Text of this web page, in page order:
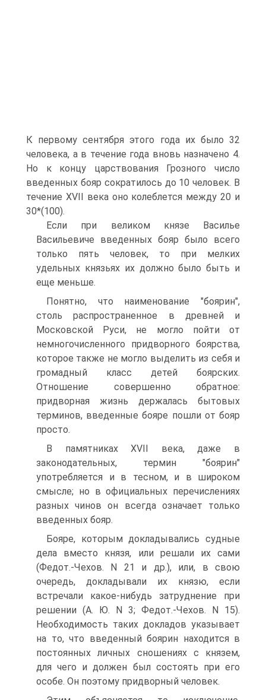
К первому сентября этого года их было 32
человека, а в течение года вновь назначено 4.
Но к концу царствования Грозного число
введенных бояр сократилось до 10 человек. В
течение XVII века оно колеблется между 20 и
30*(100).
Если при великом князе Василье
Васильевиче введенных бояр было всего
только пять человек, то при мелких
удельных князьях их должно было быть и
еще меньше.
Понятно, что наименование "боярин",
столь распространенное в древней и
Московской Руси, не могло пойти от
немногочисленного придворного боярства,
которое также не могло выделить из себя и
громадный класс детей боярских.
Отношение совершенно обратное:
придворная жизнь держалась бытовых
терминов, введенные бояре пошли от бояр
просто.
В памятниках XVII века, даже в
законодательных, термин "боярин"
употребляется и в тесном, и в широком
смысле; но в официальных перечислениях
разных чинов он всегда означает только
введенных бояр.
Бояре, которым докладывались судные
дела вместо князя, или решали их сами
(Федот.-Чехов. N 21 и др.), или, в свою
очередь, докладывали их князю, если
встречали какое-нибудь затруднение при
решении (А. Ю. N 3; Федот.-Чехов. N 15).
Необходимость таких докладов указывает
на то, что введенный боярин находится в
постоянных личных сношениях с князем,
для чего и должен был состоять при его
особе. Он поэтому придворный человек.